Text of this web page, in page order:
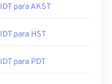
IDT para AKST
IDT para HST
IDT para PDT